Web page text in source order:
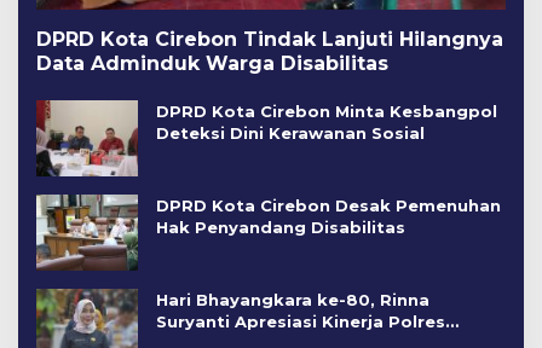
DPRD Kota Cirebon Tindak Lanjuti Hilangnya
Data Adminduk Warga Disabilitas
DPRD Kota Cirebon Minta Kesbangpol
Deteksi Dini Kerawanan Sosial
DPRD Kota Cirebon Desak Pemenuhan
Hak Penyandang Disabilitas
Hari Bhayangkara ke-80, Rinna
Suryanti Apresiasi Kinerja Polres